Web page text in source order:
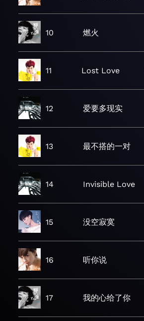
10 燃火
11 Lost Love
12 爱要多现实
13 最不搭的一对
14 Invisible Love
15 没空寂寞
16 听你说
17 我的心给了你